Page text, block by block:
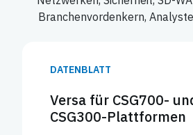
Branchenvordenkern,
DATENBLATT
Versa für CSG700-
CSG300-Plattformen